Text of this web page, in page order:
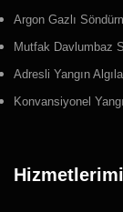
Argon Gazlı
Mutfak Davlumbaz
Adresli Yangın
Konvansiyonel